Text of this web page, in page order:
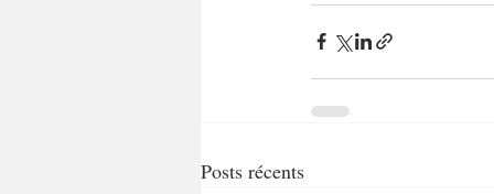
Posts récents